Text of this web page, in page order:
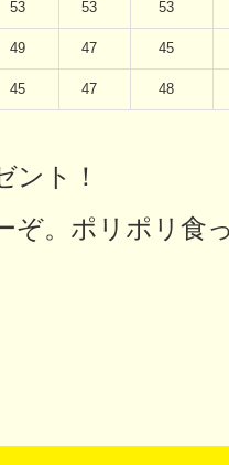
53 53 53
49 47 45
45 47 48
ント！
ぞ。ポリポリ食